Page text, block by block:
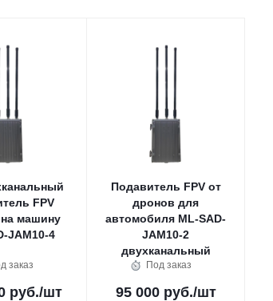
FPV
машину
JAM10-4
заказ
руб./шт
Подавитель FPV от
дронов для
автомобиля ML-SAD-
JAM10-2
двухканальный
Под заказ
95 000 руб./шт